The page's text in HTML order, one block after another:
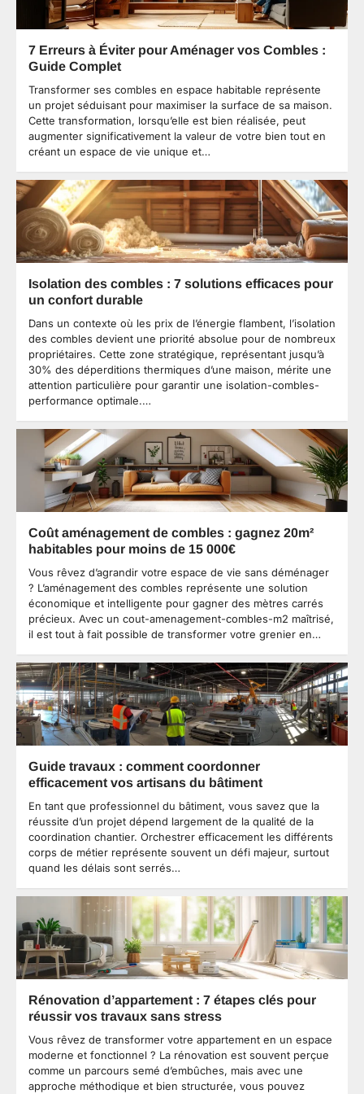
professionnalisme et des compétences techniques.
Finalement, la signature d’un contrat détaillé protège
les deux parties et fixe clairement les conditions
d’intervention.
7 Erreurs à Éviter pour Aménager vos Combles :
Guide Complet
Transformer ses combles en espace habitable représente
un projet séduisant pour maximiser la surface de sa maison.
Cette transformation, lorsqu’elle est bien réalisée, peut
augmenter significativement la valeur de votre bien tout en
créant un espace de vie unique et…
Isolation des combles : 7 solutions efficaces pour
un confort durable
Dans un contexte où les prix de l’énergie flambent, l’isolation
des combles devient une priorité absolue pour de nombreux
propriétaires. Cette zone stratégique, représentant jusqu’à
30% des déperditions thermiques d’une maison, mérite une
attention particulière pour garantir une isolation-combles-
performance optimale.…
Coût aménagement de combles : gagnez 20m²
habitables pour moins de 15 000€
Vous rêvez d’agrandir votre espace de vie sans déménager
? L’aménagement des combles représente une solution
économique et intelligente pour gagner des mètres carrés
précieux. Avec un cout-amenagement-combles-m2 maîtrisé,
il est tout à fait possible de transformer votre grenier en…
Guide travaux : comment coordonner
efficacement vos artisans du bâtiment
En tant que professionnel du bâtiment, vous savez que la
réussite d’un projet dépend largement de la qualité de la
coordination chantier. Orchestrer efficacement les différents
corps de métier représente souvent un défi majeur, surtout
quand les délais sont serrés…
Rénovation d’appartement : 7 étapes clés pour
réussir vos travaux sans stress
Vous rêvez de transformer votre appartement en un espace
moderne et fonctionnel ? La rénovation est souvent perçue
comme un parcours semé d’embûches, mais avec une
approche méthodique et bien structurée, vous pouvez